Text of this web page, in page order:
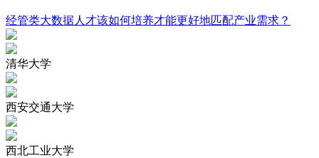
经管类大数据人才该如何培养才能更好地匹配产业需求？
清华大学
西安交通大学
西北工业大学